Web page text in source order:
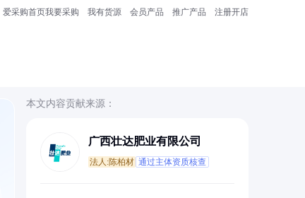
爱采购首页我要采购 我有货源 会员产品 推广产品 注册开店
本文内容贡献来源：
广西壮达肥业有限公司
法人:陈柏材 通过主体资质核查